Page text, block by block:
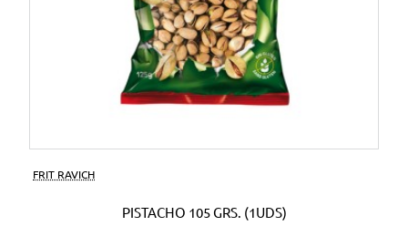
FRIT RAVICH
PISTACHO 105 GRS. (1UDS)